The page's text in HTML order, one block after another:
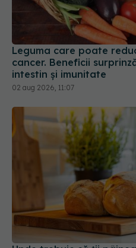
Leguma care poate
cancer. Beneficii
intestin și imunitate
02 aug 2026, 11:07
Unde trebuie să ții
caniculă. Greșeala care
mucegai în doar câteva
05 aug 2026, 18:33